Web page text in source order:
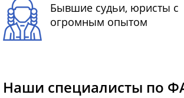
Бывшие судьи, юристы с
огромным опытом
Наши специалисты по